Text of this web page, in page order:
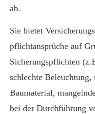
ab.
Sie bietet
pflichtansprüche auf
Sicherungspflichten
schlechte Beleuchtung,
Baumaterial,
bei der Durchführung